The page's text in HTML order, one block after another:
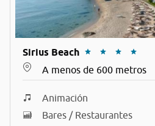
Sirius Beach
A menos de 600 metros
Animación
Bares / Restaurantes